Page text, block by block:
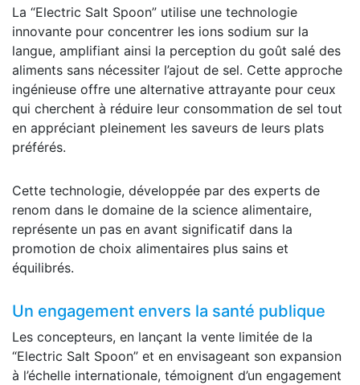
La “Electric Salt Spoon” utilise une technologie
innovante pour concentrer les ions sodium sur la
langue, amplifiant ainsi la perception du goût salé des
aliments sans nécessiter l’ajout de sel. Cette approche
ingénieuse offre une alternative attrayante pour ceux
qui cherchent à réduire leur consommation de sel tout
en appréciant pleinement les saveurs de leurs plats
préférés.
Cette technologie, développée par des experts de
renom dans le domaine de la science alimentaire,
représente un pas en avant significatif dans la
promotion de choix alimentaires plus sains et
équilibrés.
Un engagement envers la santé publique
Les concepteurs, en lançant la vente limitée de la
“Electric Salt Spoon” et en envisageant son expansion
à l’échelle internationale, témoignent d’un engagement